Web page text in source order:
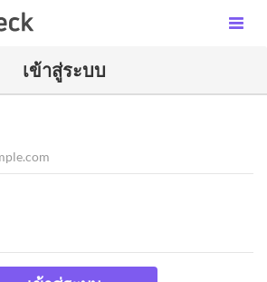
เข้าสู่ระบบ